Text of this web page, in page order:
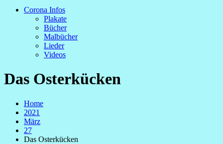
Corona Infos
Plakate
Bücher
Malbücher
Lieder
Videos
Das Osterkücken
Home
2021
März
27
Das Osterkücken